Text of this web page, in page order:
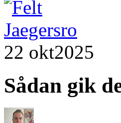
22 okt2025
Sådan gik